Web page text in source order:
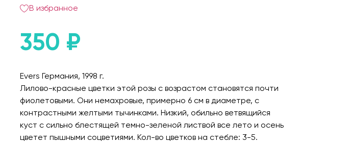
В избранное
350 ₽
Evers Германия, 1998 г.
Лилово-красные цветки этой розы с возрастом становятся почти
фиолетовыми. Они немахровые, примерно 6 см в диаметре, с
контрастными желтыми тычинками. Низкий, обильно ветвящийся
куст с сильно блестящей темно-зеленой листвой все лето и осень
цветет пышными соцветиями. Кол-во цветков на стебле: 3-5.